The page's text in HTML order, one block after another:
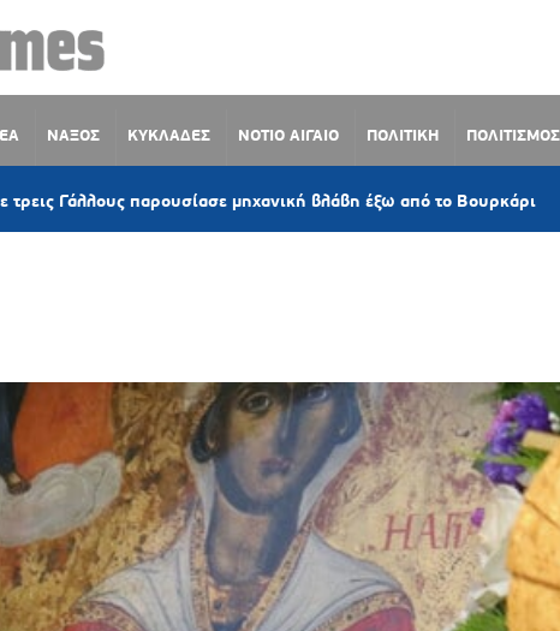
ΝΑΞΟΣ ΚΥΚΛΑΔΕΣ ΝΟΤΙΟ ΑΙΓΑΙΟ ΠΟΛΙΤΙΚΗ ΠΟΛΙΤΙΣΜΟΣ
μηχανική βλάβη έξω από το Βουρκάρι 6 ώρες πριν